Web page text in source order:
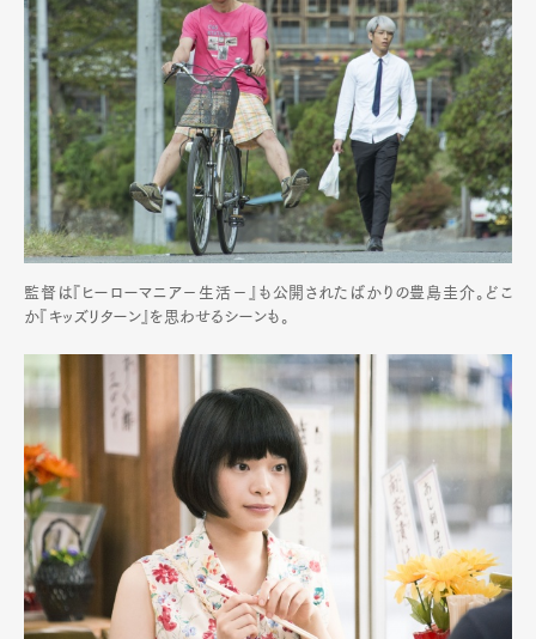
監督は『ヒーローマニア－生活－』も公開されたばかりの豊島圭介。どこ
か『キッズリターン』を思わせるシーンも。